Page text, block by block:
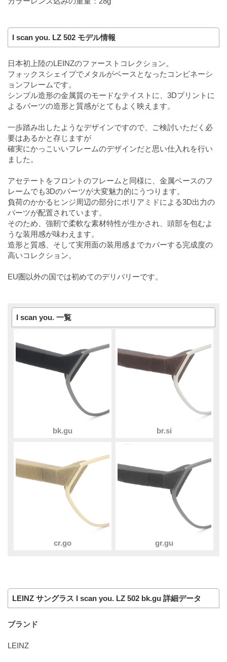
I scan you. LZ 502 モデル情報
日本初上陸のLEINZのファーストコレクション。
フォックスシェイプでメタルがベースとなったコンビネーシ
ョンフレームです。
シンプル造形の金属質のモードなテイストに、3Dプリントに
よるパーツの造形と質感がとてもよく映えます。
一歩踏み出したようなデザインですので、ご検討いただく必
要はあるかと存じますが
確実にかっこいいフレームのデザインだと思い仕入れを行い
ました。
アセテートをフロントのフレームと同様に、金属ベースのフ
レームでも3Dのパーツが大変魅力的にうつります。
負荷のかかるヒンジ周辺の部分にポリアミドによる3D出力の
パーツが配置されています。
そのため、強靭で柔軟な素材特性が生かされ、頭部を包むよ
うな装用感が味わえます。
造形と質感、そして実用面の装用感までカバーする完成度の
高いコレクション。
EU圏以外の国では初めてのデリバリーです。
I scan you. 一覧
bk.gu br.si
cr.go gr.gu
LEINZ サングラス I scan you. LZ 502 bk.gu 詳細データ
ブランド
LEINZ